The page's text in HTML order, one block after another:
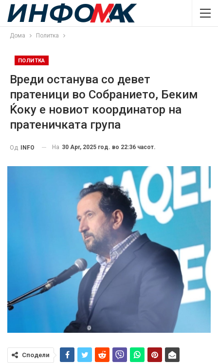
Дома Политка
ПОЛИТКА
Вреди останува со девет
пратеници во Собранието, Беким
Ќоку е новиот координатор на
пратеничката група
Од INFO На 30 Apr, 2025 год. во 22:36 часот.
Сподели